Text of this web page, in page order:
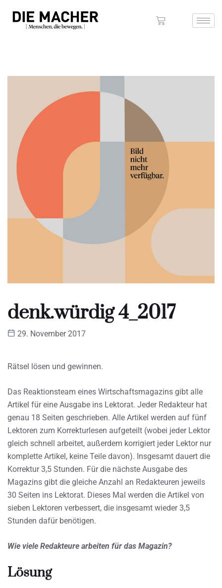
denk.würdig 4_2017
29. November 2017
Rätsel lösen und gewinnen.
Das Reaktionsteam eines Wirtschaftsmagazins gibt alle
Artikel für eine Ausgabe ins Lektorat. Jeder Redakteur hat
genau 18 Seiten geschrieben. Alle Artikel werden auf fünf
Lektoren zum Korrekturlesen aufgeteilt (wobei jeder Lektor
gleich schnell arbeitet, außerdem korrigiert jeder Lektor nur
komplette Artikel, keine Teile davon). Insgesamt dauert die
Korrektur 3,5 Stunden. Für die nächste Ausgabe des
Magazins gibt die gleiche Anzahl an Redakteuren jeweils
30 Seiten ins Lektorat. Dieses Mal werden die Artikel von
sieben Lektoren verbessert, die insgesamt wieder 3,5
Stunden dafür benötigen.
Wie viele Redakteure arbeiten für das Magazin?
Lösung